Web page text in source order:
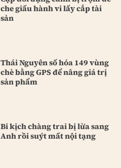
che giấu hành vi lấy cắp tài
sản
Thái Nguyên số hóa 149 vùng
chè bằng GPS để nâng giá trị
sản phẩm
Bi kịch chàng trai bị lừa sang
Anh rồi suýt mất nội tạng